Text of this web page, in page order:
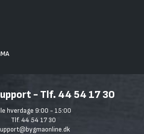
- Tlf. 44 54 17 30
hverdage 9:00 - 15:00
Tlf. 44 54 17 30